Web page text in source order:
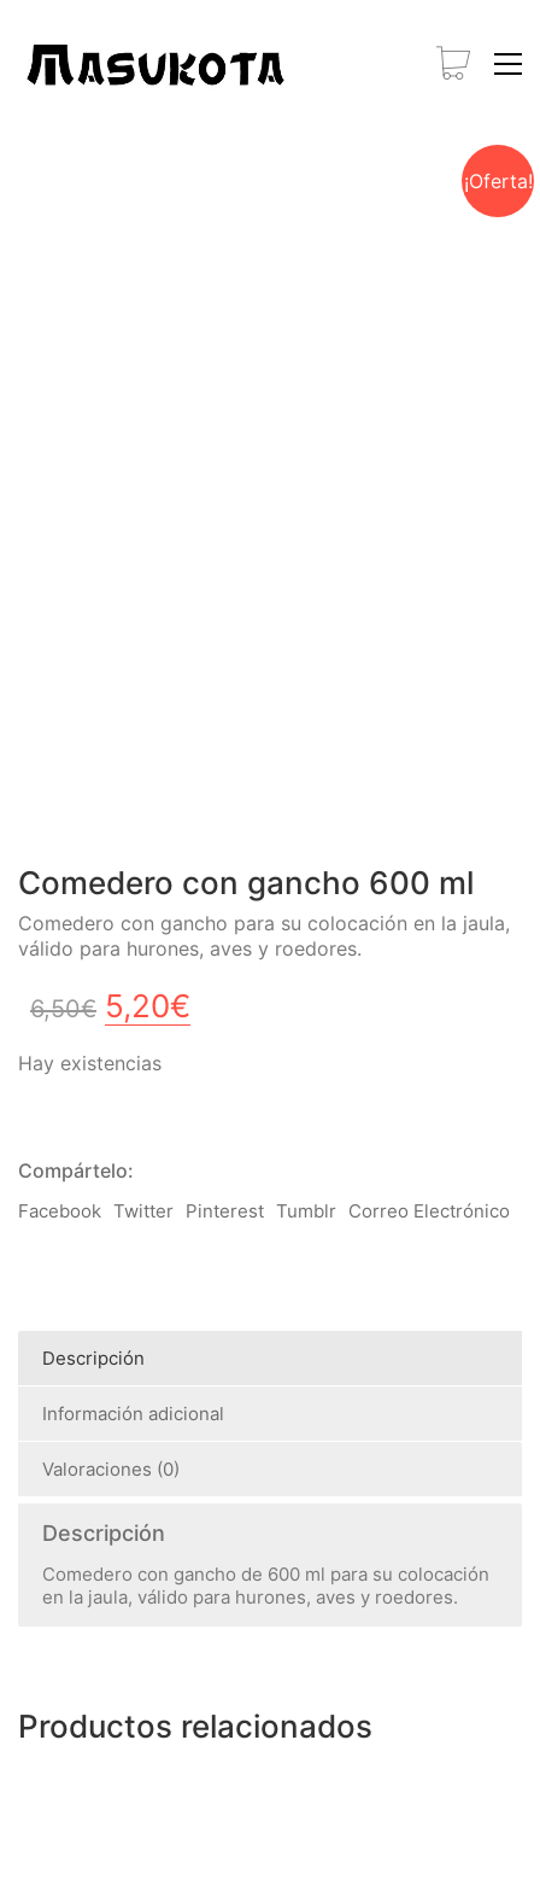
¡Oferta!
Comedero con gancho 600 ml
Comedero con gancho para su colocación en la jaula,
válido para hurones, aves y roedores.
6,50€ El
original
6,50€.
5,20€
Hay existencias
Compártelo:
Facebook Twitter Pinterest Tumblr Correo Electrónico
Descripción
Información adicional
Valoraciones (0)
Descripción
Comedero con gancho de 600 ml para su colocación
en la jaula, válido para hurones, aves y roedores.
Productos relacionados